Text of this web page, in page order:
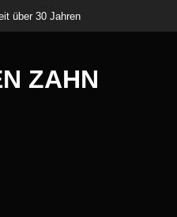
über 30 Jahren